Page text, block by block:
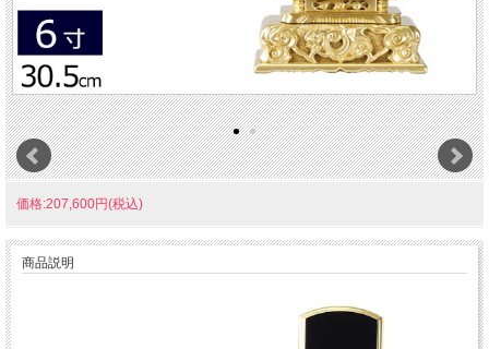
価格:207,600円(税込)
商品説明